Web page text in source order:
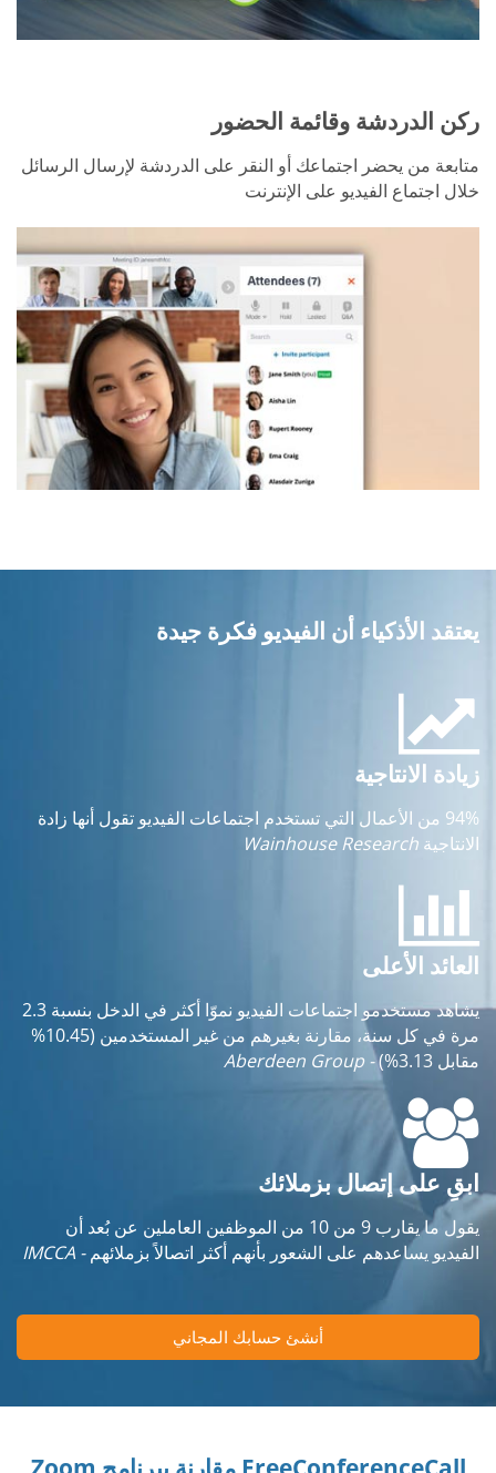
ركن الدردشة وقائمة الحضور
متابعة من يحضر اجتماعك أو النقر على الدردشة لإرسال الرسائل
خلال اجتماع الفيديو على الإنترنت
يعتقد الأذكياء أن الفيديو فكرة جيدة
زيادة الانتاجية
94% من الأعمال التي تستخدم اجتماعات الفيديو تقول أنها زادة
الانتاجية Wainhouse Research
العائد الأعلى
يشاهد مستخدمو اجتماعات الفيديو نموّا أكثر في الدخل بنسبة 2.3
مرة في كل سنة، مقارنة بغيرهم من غير المستخدمين (10.45%
مقابل 3.13%)
- Aberdeen Group
ابقِ على إتصال بزملائك
يقول ما يقارب 9 من 10 من الموظفين العاملين عن بُعد أن
الفيديو يساعدهم على الشعور بأنهم أكثر اتصالاً بزملائهم- IMCCA
أنشئ حسابك المجاني